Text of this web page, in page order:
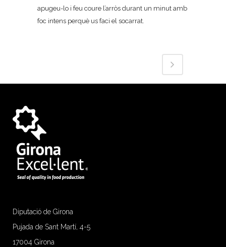
apugeu-lo i feu coure l’arròs durant un minut amb
foc intens perquè us faci el socarrat.
Diputació de Girona
Pujada de Sant Martí, 4-5
17004 Girona